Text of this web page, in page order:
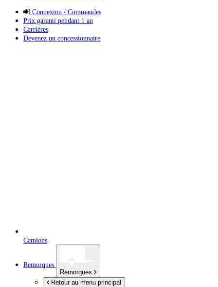
Connexion / Commandes
Prix garanti pendant 1 an
Carrières
Devenez un concessionnaire
Camions
Remorques
Remorques
Retour au menu principal